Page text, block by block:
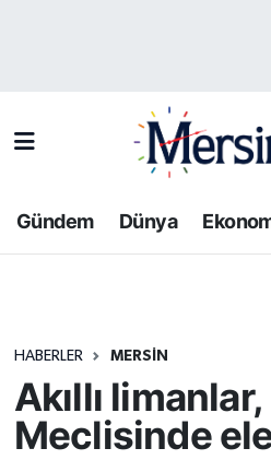
Gündem Dünya
HABERLER MERSIN
Akıllı
Meclisinde ele
Bilim-Teknoloji
Dünya
Ekonomi
Gündem
Trafik Durumu
Tüm Manşetler
Haber Arşivi